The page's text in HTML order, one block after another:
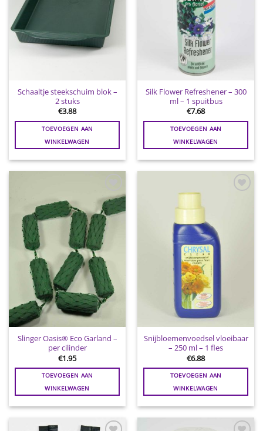
Schaaltje steekschuim blok –
2 stuks
€3.88
TOEVOEGEN AAN
WINKELWAGEN
Silk Flower Refreshener – 300
ml – 1 spuitbus
€7.68
TOEVOEGEN AAN
WINKELWAGEN
Toevoegen
aan
wenslijst
Slinger Oasis® Eco Garland –
per cilinder
€1.95
TOEVOEGEN AAN
WINKELWAGEN
Snijbloemenvoedsel vloeibaar
– 250 ml – 1 fles
€6.88
TOEVOEGEN AAN
WINKELWAGEN